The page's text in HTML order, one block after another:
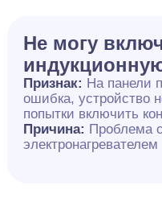
Не могу
Признак: На панели
ошибка, устройство
попытки включить
Причина: Проблема
электронагревателем